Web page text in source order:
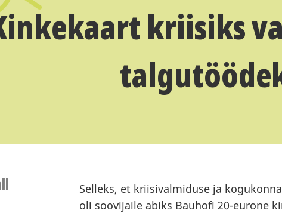
kriisiks
Selleks, et kriisivalmiduse ja
oli soovijaile abiks Bauhofi 20-eurone